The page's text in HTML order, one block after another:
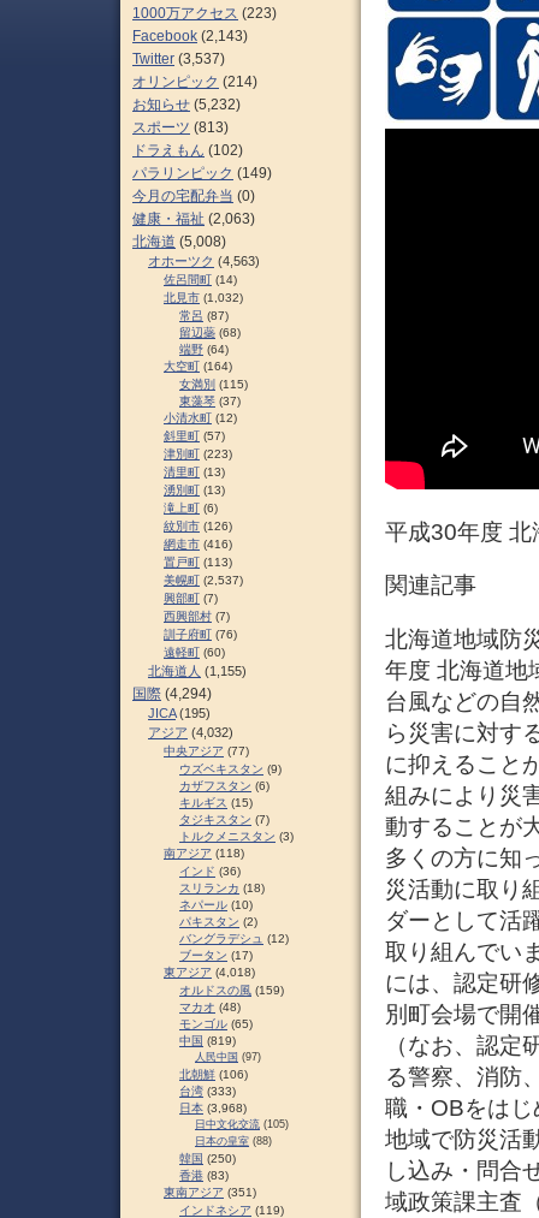
平成30年度 北
関連記事
北海道地域防
年度 北海道地
台風などの自
ら災害に対す
に抑えること
組みにより災
動することが
多くの方に知
災活動に取り
ダーとして活
取り組んでい
には、認定研
別町会場で開
（なお、認
る警察、消防
職・OBをは
地域で防災活
し込み・問合
域政策課主査
1000万アクセス (223)
Facebook (2,143)
Twitter (3,537)
オリンピック (214)
お知らせ (5,232)
スポーツ (813)
ドラえもん (102)
パラリンピック (149)
今月の宅配弁当 (0)
健康・福祉 (2,063)
北海道 (5,008)
オホーツク (4,563)
佐呂間町 (14)
北見市 (1,032)
常呂 (87)
留辺蘂 (68)
端野 (64)
大空町 (164)
女満別 (115)
東藻琴 (37)
小清水町 (12)
斜里町 (57)
津別町 (223)
清里町 (13)
湧別町 (13)
滝上町 (6)
紋別市 (126)
網走市 (416)
置戸町 (113)
美幌町 (2,537)
興部町 (7)
西興部村 (7)
訓子府町 (76)
遠軽町 (60)
北海道人 (1,155)
国際 (4,294)
JICA(195)
アジア (4,032)
中央アジア (77)
ウズベキスタン (9)
カザフスタン (6)
キルギス (15)
タジキスタン (7)
トルクメニスタン (3)
南アジア (118)
インド (36)
スリランカ (18)
ネパール (10)
パキスタン (2)
バングラデシュ (12)
ブータン (17)
東アジア (4,018)
オルドスの風 (159)
マカオ (48)
モンゴル (65)
中国 (819)
人民中国 (97)
北朝鮮 (106)
台湾 (333)
日本 (3,968)
日中文化交流 (105)
日本の皇室 (88)
韓国 (250)
香港 (83)
東南アジア (351)
インドネシア (119)